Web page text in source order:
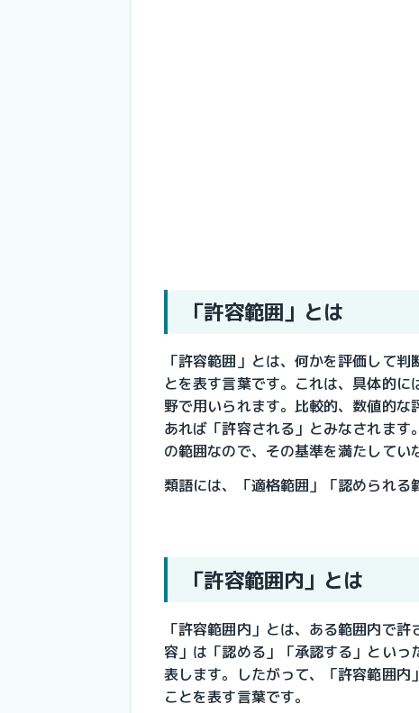
「許容範囲」とは
「許容範囲」とは、何かを評価して
とを表す言葉です。これは、具体的
野で用いられます。比較的、数値的
あれば「許容される」とみなされま
の範囲なので、その基準を満たしてい
類語には、「適格範囲」「認められる
「許容範囲内」とは
「許容範囲内」とは、ある範囲内で
容」は「認める」「承認する」とい
表します。したがって、「許容範囲
ことを表す言葉です。